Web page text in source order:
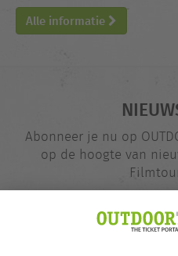
Alle informatie
Abonneer je nu op
op de hoogte van